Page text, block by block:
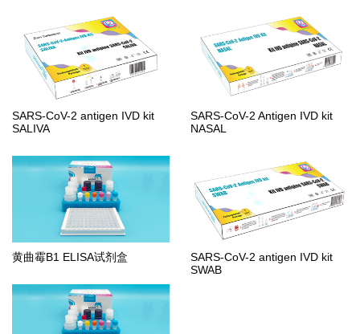
SARS-CoV-2 antigen IVD kit
SALIVA
SARS-CoV-2 Antigen IVD kit
NASAL
黄曲霉B1 ELISA试剂盒
SARS-CoV-2 antigen IVD kit
SWAB